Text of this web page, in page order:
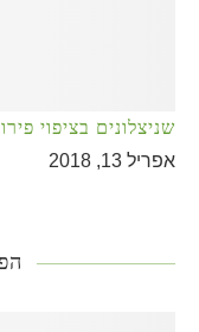
שניצלונים בציפוי
אפריל 13, 2018